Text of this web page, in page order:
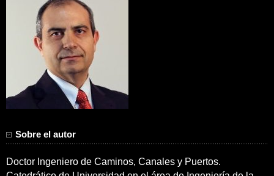
Sobre el autor
Doctor Ingeniero de Caminos, Canales y Puertos.